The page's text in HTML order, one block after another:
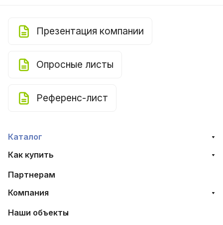
Презентация компании
Опросные листы
Референс-лист
Каталог
Как купить
Партнерам
Компания
Наши объекты